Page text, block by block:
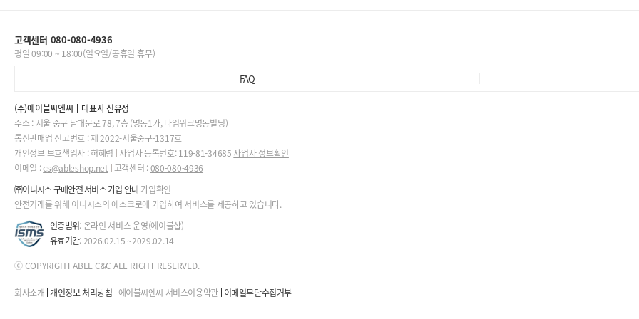
고객센터 080-080-4936
평일 09:00 ~ 18:00(일요일/공휴일 휴무)
FAQ
(주)에이블씨엔씨
대표자 신유정
주소 : 서울 중구 남대문로 78, 7층 (명동1가, 타임워크명동빌딩)
통신판매업 신고번호 : 제 2022-서울중구-1317호
개인정보 보호책임자 : 허혜령 사업자 등록번호: 119-81-34685사업자 정보확인
이메일 :cs@ableshop.net 고객센터 :080-080-4936
㈜이니시스 구매안전 서비스 가입 안내 가입확인
안전거래를 위해 이니시스의 에스크로에 가입하여 서비스를 제공하고 있습니다.
인증범위: 온라인 서비스 운영(에이블샵)
유효기간: 2026.02.15 ~2029.02.14
ⓒ COPYRIGHT ABLE C&C ALL RIGHT RESERVED.
회사소개 개인정보 처리방침 에이블씨엔씨 서비스이용약관 이메일무단수집거부